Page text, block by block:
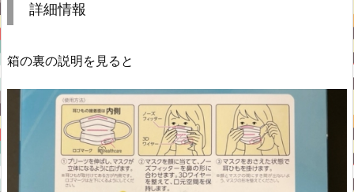
詳細情報
箱の裏の説明を見ると